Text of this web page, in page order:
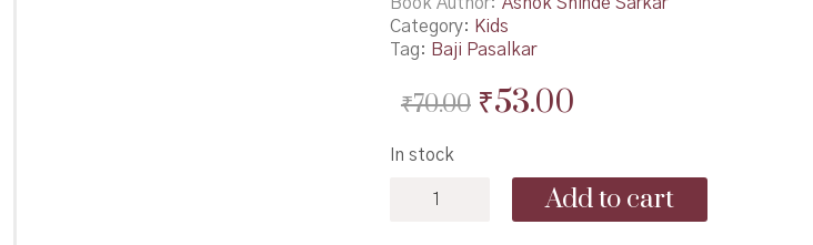
Category: Kids
Tag: Baji Pasalkar
₹70.00 Original
was:
₹70.00.
₹53.00Current
is:
₹53.00.
In stock
Pasalkar
Add to cart